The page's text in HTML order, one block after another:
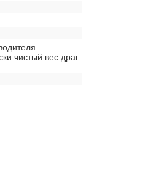
чистый вес драг.